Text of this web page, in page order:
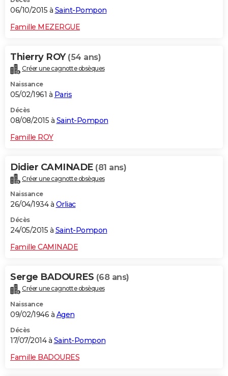
06/10/2015 à Saint-Pompon
Famille MEZERGUE
Thierry ROY (54 ans)
Créer une cagnotte obsèques
Naissance
05/02/1961 à Paris
Décès
08/08/2015 à Saint-Pompon
Famille ROY
Didier CAMINADE (81 ans)
Créer une cagnotte obsèques
Naissance
26/04/1934 à Orliac
Décès
24/05/2015 à Saint-Pompon
Famille CAMINADE
Serge BADOURES (68 ans)
Créer une cagnotte obsèques
Naissance
09/02/1946 à Agen
Décès
17/07/2014 à Saint-Pompon
Famille BADOURES